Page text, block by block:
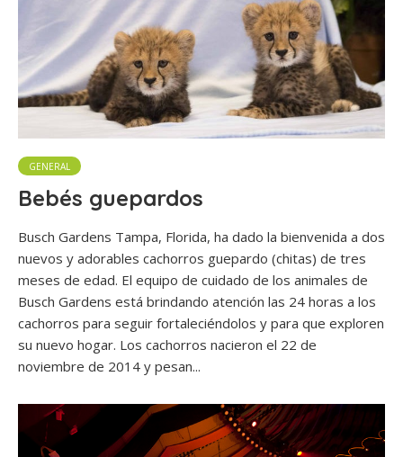
GENERAL
Bebés guepardos
Busch Gardens Tampa, Florida, ha dado la bienvenida a dos
nuevos y adorables cachorros guepardo (chitas) de tres
meses de edad. El equipo de cuidado de los animales de
Busch Gardens está brindando atención las 24 horas a los
cachorros para seguir fortaleciéndolos y para que exploren
su nuevo hogar. Los cachorros nacieron el 22 de
noviembre de 2014 y pesan...